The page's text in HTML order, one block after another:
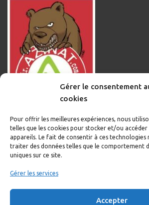
Gérer le consentement
cookies
Pour offrir les meilleures expériences, nous
telles que les cookies pour stocker et/ou
appareils. Le fait de consentir à ces technologies
traiter des données telles que le comportement
uniques sur ce site.
Gérer les services
Accepter
Informations légales
Politique de cookies